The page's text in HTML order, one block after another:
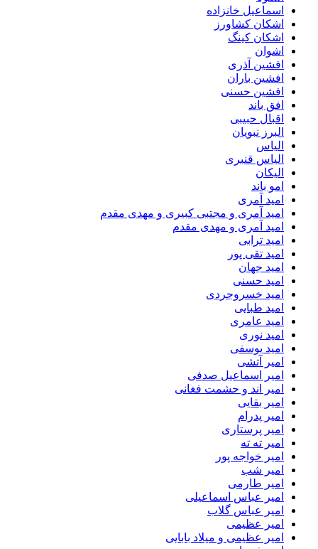
اسماعیل خانزاده
اشکان کشاورز
اشکان کینگ
اشوان
افشین آذری
افشین باران
افشین حسنی
افق باند
اقبال حبیبی
البرز نبویان
الیاس
الیاس قنبرى
الیکان
امو باند
امید آمری
امید آمری و مجتبی کبیری و مهدى مقدم
امید آمری و مهدی مقدم
امید ترابی
امید تقی پور
امید جهان
امید حسنی
امید خسروجردی
امید طبایی
امید عامری
امید نوری
امید یوسفی
امیر آتشی
امیر اسماعیل صدفی
امیر اند و حشمت فغانی
امیر بقایی
امیر پدرام
امیر پرستاری
امیر ته ته
امیر خواجه پور
امیر شب
امیر طارمی
امیر عباس اسماعیلی
امیر عباس گلاب
امیر عظیمی
امیر عظیمی و میلاد بابایی